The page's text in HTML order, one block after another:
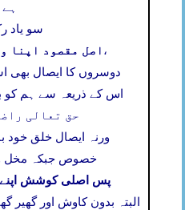
سو یاد
اصل مقصود اپنا ،
دوسروں کا ایصال بھی
اس کے ذریعہ سے ہم کو
حق تعالی
ورنہ ایصال خلق خود
خصوص جبکہ مخل
پس اصلی کوشش اپنے
البتہ بدون کاوش اور گھیر